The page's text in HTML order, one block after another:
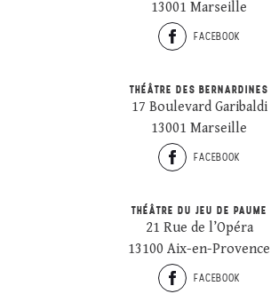
13001 Marseille
FACEBOOK
THÉÂTRE DES BERNARDINES
17 Boulevard Garibaldi
13001 Marseille
FACEBOOK
THÉÂTRE DU JEU DE PAUME
21 Rue de l’Opéra
13100 Aix-en-Provence
FACEBOOK